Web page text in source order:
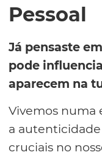
Pessoal
Já pensaste
pode
aparecem na
Vivemos numa
a
cruciais no